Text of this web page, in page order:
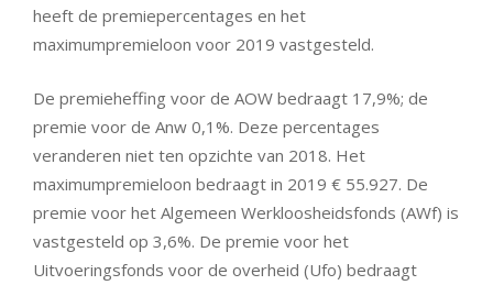
heeft de premiepercentages en het
maximumpremieloon voor 2019 vastgesteld.
De premieheffing voor de AOW bedraagt 17,9%; de
premie voor de Anw 0,1%. Deze percentages
veranderen niet ten opzichte van 2018. Het
maximumpremieloon bedraagt in 2019 € 55.927. De
premie voor het Algemeen Werkloosheidsfonds (AWf) is
vastgesteld op 3,6%. De premie voor het
Uitvoeringsfonds voor de overheid (Ufo) bedraagt